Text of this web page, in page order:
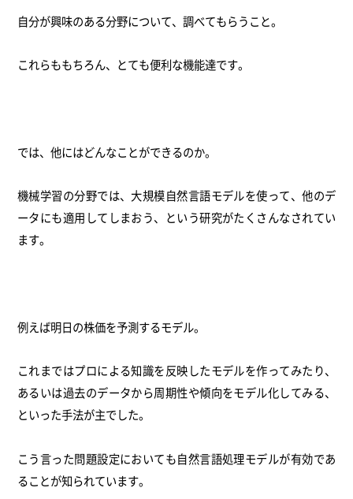
自分が興味のある分野について、調べてもらうこと。
これらももちろん、とても便利な機能達です。
では、他にはどんなことができるのか。
機械学習の分野では、大規模自然言語モデルを使って、他のデ
ータにも適用してしまおう、という研究がたくさんなされてい
ます。
例えば明日の株価を予測するモデル。
これまではプロによる知識を反映したモデルを作ってみたり、
あるいは過去のデータから周期性や傾向をモデル化してみる、
といった手法が主でした。
こう言った問題設定においても自然言語処理モデルが有効であ
ることが知られています。